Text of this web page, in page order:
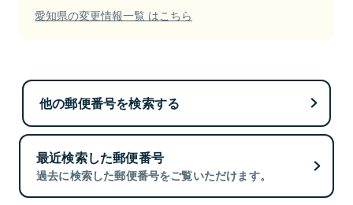
愛知県の変更情報一覧 はこちら
他の郵便番号を検索する
最近検索した郵便番号
過去に検索した郵便番号をご覧いただけます。